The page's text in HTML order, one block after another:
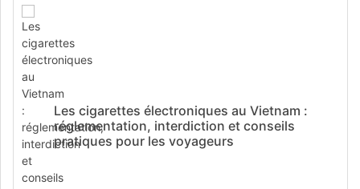
Les cigarettes électroniques au Vietnam :
réglementation, interdiction et conseils
pratiques pour les voyageurs